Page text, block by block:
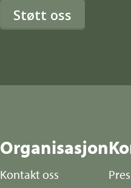
Støtt oss
Organisasjon
Kontakt oss